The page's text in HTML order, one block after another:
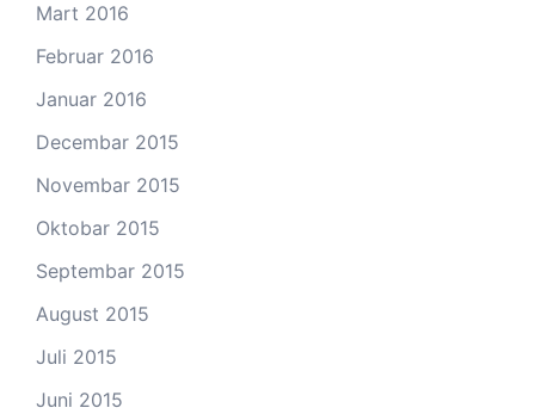
Mart 2016
Februar 2016
Januar 2016
Decembar 2015
Novembar 2015
Oktobar 2015
Septembar 2015
August 2015
Juli 2015
Juni 2015